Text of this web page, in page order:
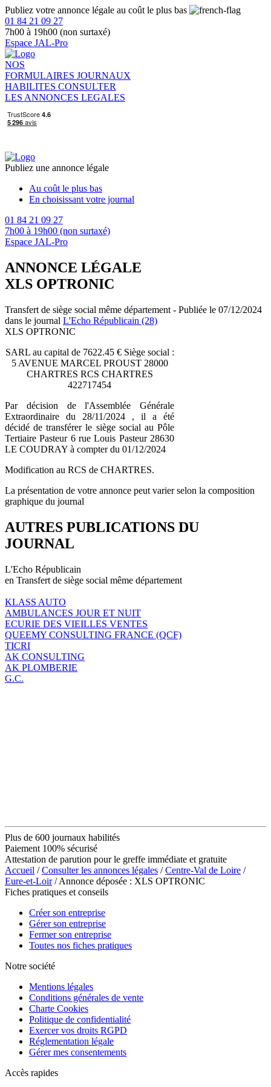
Publiez votre annonce légale au coût le plus bas
01 84 21 09 27
7h00 à 19h00 (non surtaxé)
Espace JAL-Pro
NOS
FORMULAIRES JOURNAUX
HABILITES CONSULTER
LES ANNONCES LEGALES
Publiez une annonce légale
Au coût le plus bas
En choisissant votre journal
01 84 21 09 27
7h00 à 19h00 (non surtaxé)
Espace JAL-Pro
ANNONCE LÉGALE
XLS OPTRONIC
Transfert de siège social même département - Publiée le 07/12/2024
dans le journal L'Echo Républicain (28)
XLS OPTRONIC
SARL au capital de 7622.45 € Siège social :
5 AVENUE MARCEL PROUST 28000
CHARTRES RCS CHARTRES
422717454
Par décision de l'Assemblée Générale
Extraordinaire du 28/11/2024 , il a été
décidé de transférer le siège social au Pôle
Tertiaire Pasteur 6 rue Louis Pasteur 28630
LE COUDRAY à compter du 01/12/2024
Modification au RCS de CHARTRES.
La présentation de votre annonce peut varier selon la composition
graphique du journal
AUTRES PUBLICATIONS DU
JOURNAL
L'Echo Républicain
en Transfert de siège social même département
KLASS AUTO
AMBULANCES JOUR ET NUIT
ECURIE DES VIEILLES VENTES
QUEEMY CONSULTING FRANCE (QCF)
TICRI
AK CONSULTING
AK PLOMBERIE
G.C.
Plus de 600 journaux habilités
Paiement 100% sécurisé
Attestation de parution pour le greffe immédiate et gratuite
Accueil /Consulter les annonces légales /Centre-Val de Loire /
Eure-et-Loir/ Annonce déposée : XLS OPTRONIC
Fiches pratiques et conseils
Créer son entreprise
Gérer son entreprise
Fermer son entreprise
Toutes nos fiches pratiques
Notre société
Mentions légales
Conditions générales de vente
Charte Cookies
Politique de confidentialité
Exercer vos droits RGPD
Réglementation légale
Gérer mes consentements
Accès rapides